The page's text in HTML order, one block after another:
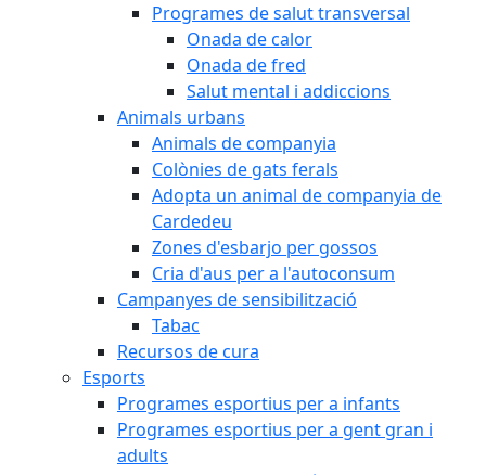
Programes de salut transversal
Onada de calor
Onada de fred
Salut mental i addiccions
Animals urbans
Animals de companyia
Colònies de gats ferals
Adopta un animal de companyia de
Cardedeu
Zones d'esbarjo per gossos
Cria d'aus per a l'autoconsum
Campanyes de sensibilització
Tabac
Recursos de cura
Esports
Programes esportius per a infants
Programes esportius per a gent gran i
adults